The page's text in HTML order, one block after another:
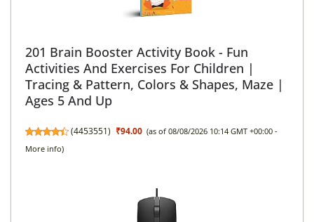
201 Brain Booster Activity Book - Fun
Activities And Exercises For Children |
Tracing & Pattern, Colors & Shapes, Maze |
Ages 5 And Up
(4453551) ₹94.00 (as of 08/08/2026 10:14 GMT +00:00 -
More info)